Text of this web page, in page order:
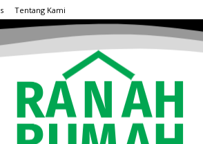
Tentang Kami